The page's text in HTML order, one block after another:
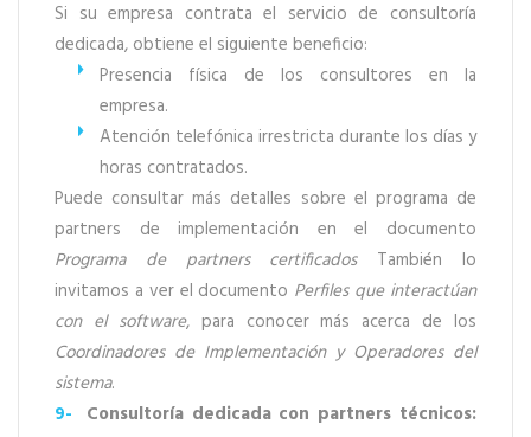
Si su empresa contrata el servicio de consultoría
dedicada, obtiene el siguiente beneficio:
Presencia física de los consultores en la
empresa.
Atención telefónica irrestricta durante los días y
horas contratados.
Puede consultar más detalles sobre el programa de
partners de implementación en el documento
Programa de partners certificadosTambién lo
invitamos a ver el documento Perfiles que interactúan
con el software, para conocer más acerca de los
Coordinadores de Implementación y Operadores del
sistema.
9- Consultoría dedicada con partners técnicos: